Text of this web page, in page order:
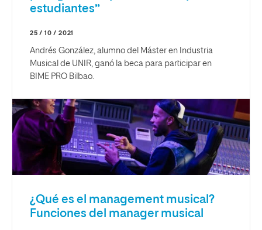
estudiantes”
25 / 10 / 2021
Andrés González, alumno del Máster en Industria
Musical de UNIR, ganó la beca para participar en
BIME PRO Bilbao.
¿Qué es el management musical?
Funciones del manager musical